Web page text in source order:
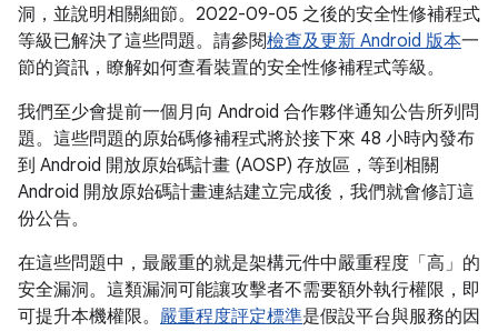
洞，並說明相關細節。2022-09-05 之後的安全性修補程式
等級已解決了這些問題。請參閱檢查及更新 Android 版本一
節的資訊，瞭解如何查看裝置的安全性修補程式等級。
我們至少會提前一個月向 Android 合作夥伴通知公告所列問
題。這些問題的原始碼修補程式將於接下來 48 小時內發布
到 Android 開放原始碼計畫 (AOSP) 存放區，等到相關
Android 開放原始碼計畫連結建立完成後，我們就會修訂這
份公告。
在這些問題中，最嚴重的就是架構元件中嚴重程度「高」的
安全漏洞。這類漏洞可能讓攻擊者不需要額外執行權限，即
可提升本機權限。 嚴重程度評定標準是假設平台與服務的因